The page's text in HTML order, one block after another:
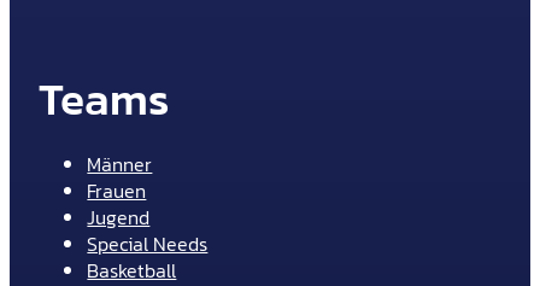
Teams
Männer
Frauen
Jugend
Special Needs
Basketball